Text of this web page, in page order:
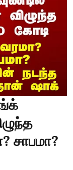
சாபமா?